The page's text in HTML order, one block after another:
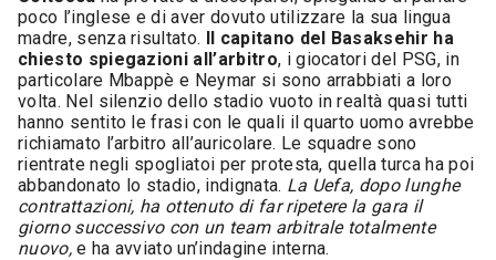
poco l’inglese e di aver dovuto utilizzare la sua lingua
madre, senza risultato. Il capitano del Basaksehir ha
chiesto spiegazioni all’arbitro, i giocatori del PSG, in
particolare Mbappè e Neymar si sono arrabbiati a loro
volta. Nel silenzio dello stadio vuoto in realtà quasi tutti
hanno sentito le frasi con le quali il quarto uomo avrebbe
richiamato l’arbitro all’auricolare. Le squadre sono
rientrate negli spogliatoi per protesta, quella turca ha poi
abbandonato lo stadio, indignata. La Uefa, dopo lunghe
contrattazioni, ha ottenuto di far ripetere la gara il
giorno successivo con un team arbitrale totalmente
nuovo,e ha avviato un’indagine interna.